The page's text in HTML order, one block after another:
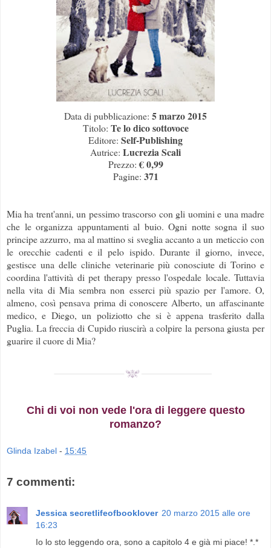
Data di pubblicazione: 5 marzo 2015
Titolo: Te lo dico sottovoce
Editore: Self-Publishing
Autrice: Lucrezia Scali
Prezzo:€ 0,99
Pagine: 371
Mia ha trent'anni, un pessimo trascorso con gli uomini e una madre
che le organizza appuntamenti al buio. Ogni notte sogna il suo
principe azzurro, ma al mattino si sveglia accanto a un meticcio con
le orecchie cadenti e il pelo ispido. Durante il giorno, invece,
gestisce una delle cliniche veterinarie più conosciute di Torino e
coordina l'attività di pet therapy presso l'ospedale locale. Tuttavia
nella vita di Mia sembra non esserci più spazio per l'amore. O,
almeno, così pensava prima di conoscere Alberto, un affascinante
medico, e Diego, un poliziotto che si è appena trasferito dalla
Puglia. La freccia di Cupido riuscirà a colpire la persona giusta per
guarire il cuore di Mia?
Chi di voi non vede l'ora di leggere questo
romanzo?
Glinda Izabel - 15:45
7 commenti:
Jessica secretlifeofbooklover 20 marzo 2015 alle ore
16:23
Io lo sto leggendo ora, sono a capitolo 4 e già mi piace! *.*